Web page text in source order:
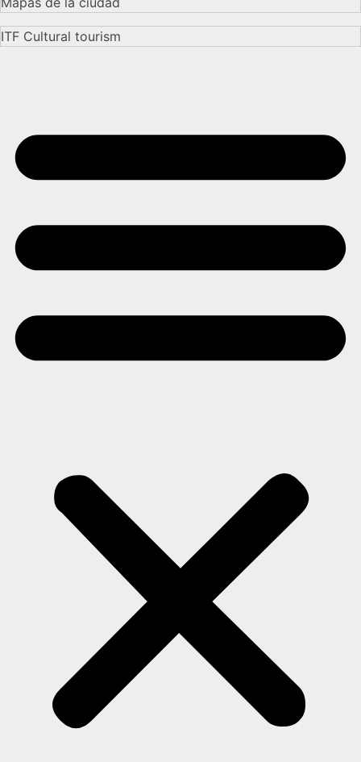
ITF Cultural tourism